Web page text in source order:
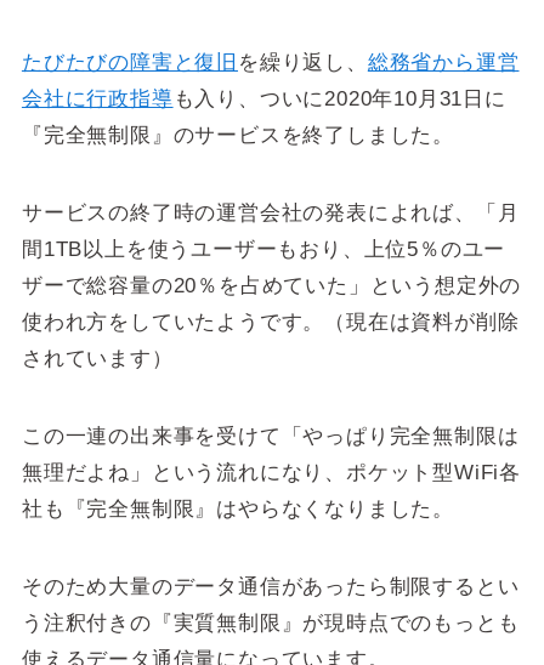
たびたびの障害と復旧 を繰り返し、 総務省から運営
会社に行政指導 も入り、ついに2020年10月31日に
『完全無制限』のサービスを終了しました。
サービスの終了時の運営会社の発表によれば、「月
間1TB以上を使うユーザーもおり、上位5％のユー
ザーで総容量の20％を占めていた」という想定外の
使われ方をしていたようです。（現在は資料が削除
されています）
この一連の出来事を受けて「やっぱり完全無制限は
無理だよね」という流れになり、ポケット型WiFi各
社も『完全無制限』はやらなくなりました。
そのため大量のデータ通信があったら制限するとい
う注釈付きの『実質無制限』が現時点でのもっとも
使えるデータ通信量になっています。